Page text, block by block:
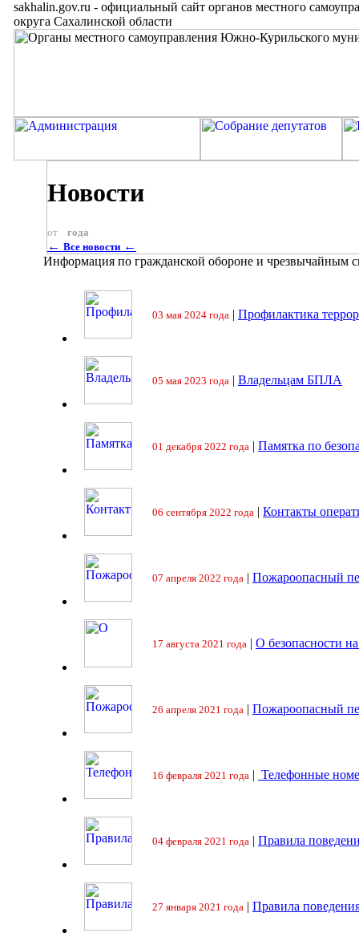
sakhalin.gov.ru - официальный сайт органов местного
округа Сахалинской области
Новости
от года
← Все новости ←
Информация по гражданской обороне и чрезвычайным
03 мая 2024 года | Профилактика
05 мая 2023 года | Владельцам БПЛА
01 декабря 2022 года | Памятка по
06 сентября 2022 года | Контакты
07 апреля 2022 года | Пожароопасный
17 августа 2021 года | О безопасности
26 апреля 2021 года | Пожароопасный
16 февраля 2021 года | Телефонные
04 февраля 2021 года | Правила
27 января 2021 года | Правила